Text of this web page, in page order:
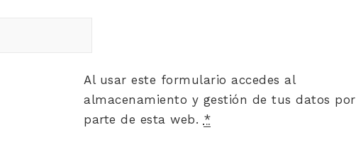
Al usar este formulario accedes al
almacenamiento y gestión de tus datos por
parte de esta web. *